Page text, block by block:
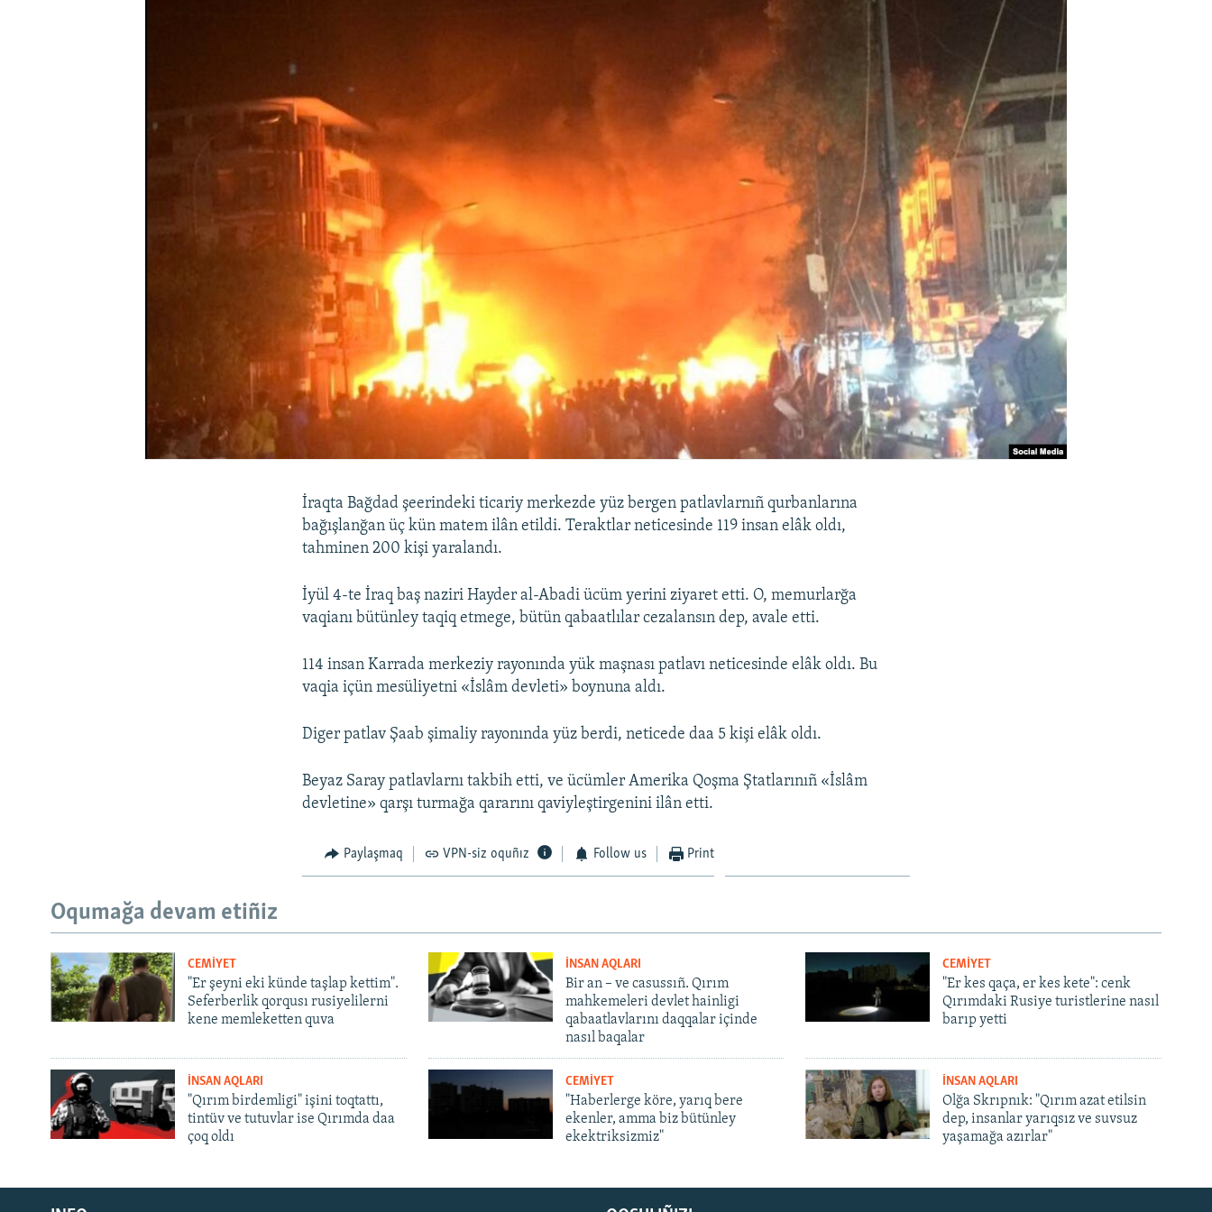
Русский
İraqta Bağdad şeerindeki ticariy merkezde yüz bergen patlavlarnıñ qurbanlarına
bağışlanğan üç kün matem ilân etildi. Teraktlar neticesinde 119 insan elâk oldı,
tahminen 200 kişi yaralandı.
İyül 4-te İraq baş naziri Hayder al-Abadi ücüm yerini ziyaret etti. O, memurlarğa
vaqianı bütünley taqiq etmege, bütün qabaatlılar cezalansın dep, avale etti.
114 insan Karrada merkeziy rayonında yük maşnası patlavı neticesinde elâk oldı. Bu
vaqia içün mesüliyetni «İslâm devleti» boynuna aldı.
Diger patlav Şaab şimaliy rayonında yüz berdi, neticede daa 5 kişi elâk oldı.
Beyaz Saray patlavlarnı takbih etti, ve ücümler Amerika Qoşma Ştatlarınıñ «İslâm
devletine» qarşı turmağa qararını qaviyleştirgenini ilân etti.
Paylaşmaq VPN-siz oquñız Follow us Print
Oqumağa devam etiñiz
CEMİYET
"Er şeyni eki künde taşlap kettim".
Seferberlik qorqusı rusiyelilerni
kene memleketten quva
İNSAN AQLARI
Bir an – ve casussıñ. Qırım
mahkemeleri devlet hainligi
qabaatlavlarını daqqalar içinde
nasıl baqalar
CEMİYET
"Er kes qaça, er kes kete": cenk
Qırımdaki Rusiye turistlerine nasıl
barıp yetti
İNSAN AQLARI
"Qırım birdemligi" işini toqtattı,
tintüv ve tutuvlar ise Qırımda daa
çoq oldı
CEMİYET
"Haberlerge köre, yarıq bere
ekenler, amma biz bütünley
ekektriksizmiz"
İNSAN AQLARI
Olğa Skrıpnık: "Qırım azat etilsin
dep, insanlar yarıqsız ve suvsuz
yaşamağa azırlar"